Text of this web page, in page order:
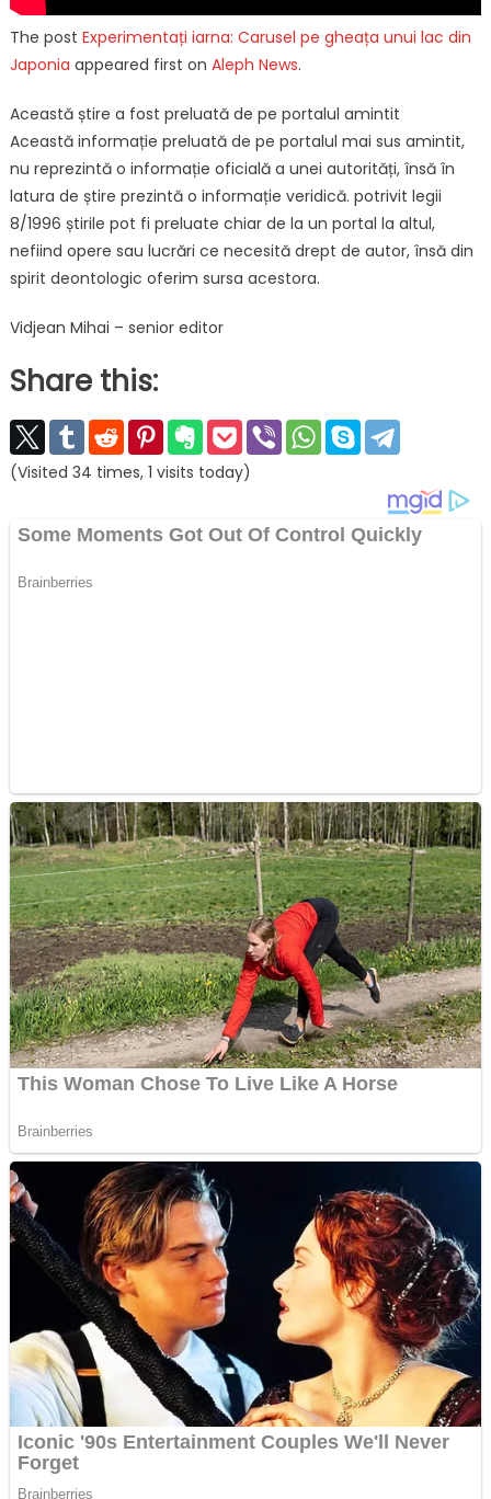
The post Experimentați iarna: Carusel pe gheața unui lac din
Japonia appeared first on Aleph News.
Această știre a fost preluată de pe portalul amintit
Această informație preluată de pe portalul mai sus amintit,
nu reprezintă o informație oficială a unei autorități, însă în
latura de știre prezintă o informație veridică. potrivit legii
8/1996 știrile pot fi preluate chiar de la un portal la altul,
nefiind opere sau lucrări ce necesită drept de autor, însă din
spirit deontologic oferim sursa acestora.
Vidjean Mihai – senior editor
Share this:
(Visited 34 times, 1 visits today)